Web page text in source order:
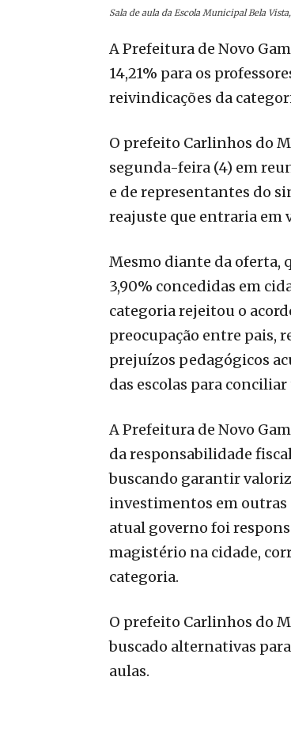
Sala de aula da Escola Municipal Bela
A Prefeitura de Novo
14,21% para os
reivindicações da
O prefeito Carlinhos do
segunda-feira (4) em
e de representantes do
reajuste que entraria em
Mesmo diante da oferta,
3,90% concedidas em
categoria rejeitou o
preocupação entre pais,
prejuízos pedagógicos
das escolas para
A Prefeitura de Novo
da responsabilidade
buscando garantir
investimentos em outras
atual governo foi
magistério na cidade,
categoria.
O prefeito Carlinhos do
buscado alternativas
aulas.